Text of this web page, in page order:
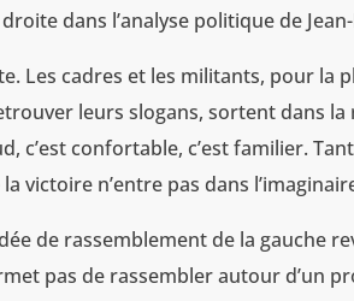
dans l’analyse politique de
Les cadres et les militants, pour la
leurs slogans, sortent dans
c’est confortable, c’est familier.
victoire n’entre pas dans
de rassemblement de la gauche
pas de rassembler autour d’un